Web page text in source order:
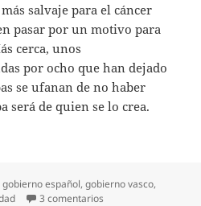
salvaje para el cáncer
pasar por un motivo para
cerca, unos
por ocho que han dejado
se ufanan de no haber
será de quien se lo crea.
gobierno español,gobierno vasco,
3 comentarios